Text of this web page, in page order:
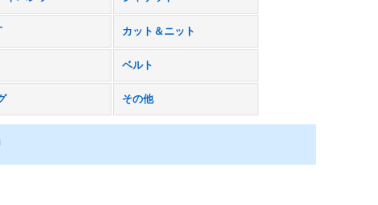
カット＆ニット
ベルト
その他